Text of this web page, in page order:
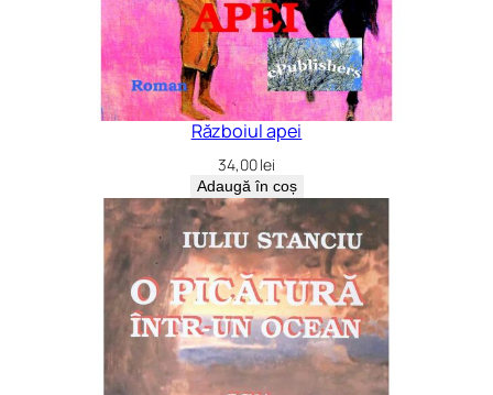
Războiul apei
34,00lei
Adaugă în coș